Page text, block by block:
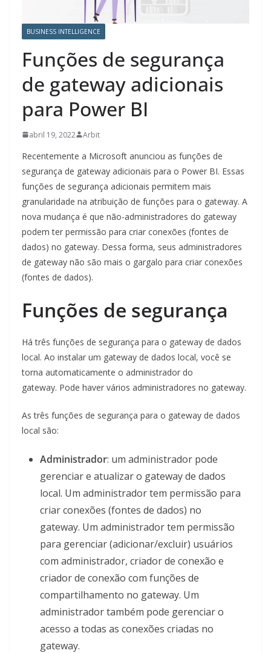
BUSINESS INTELLIGENCE
Funções de segurança
de gateway adicionais
para Power BI
abril 19, 2022 Arbit
Recentemente a Microsoft anunciou as funções de
segurança de gateway adicionais para o Power BI. Essas
funções de segurança adicionais permitem mais
granularidade na atribuição de funções para o gateway. A
nova mudança é que não-administradores do gateway
podem ter permissão para criar conexões (fontes de
dados) no gateway. Dessa forma, seus administradores
de gateway não são mais o gargalo para criar conexões
(fontes de dados).
Funções de segurança
Há três funções de segurança para o gateway de dados
local. Ao instalar um gateway de dados local, você se
torna automaticamente o administrador do
gateway. Pode haver vários administradores no gateway.
As três funções de segurança para o gateway de dados
local são:
Administrador: um administrador pode
gerenciar e atualizar o gateway de dados
local. Um administrador tem permissão para
criar conexões (fontes de dados) no
gateway. Um administrador tem permissão
para gerenciar (adicionar/excluir) usuários
com administrador, criador de conexão e
criador de conexão com funções de
compartilhamento no gateway. Um
administrador também pode gerenciar o
acesso a todas as conexões criadas no
gateway.